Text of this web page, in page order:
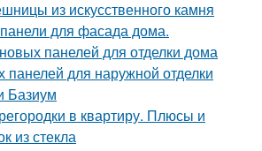
из искусственного камня
для фасада дома.
панелей для отделки дома
для наружной отделки
Базиум
в квартиру. Плюсы и
из стекла